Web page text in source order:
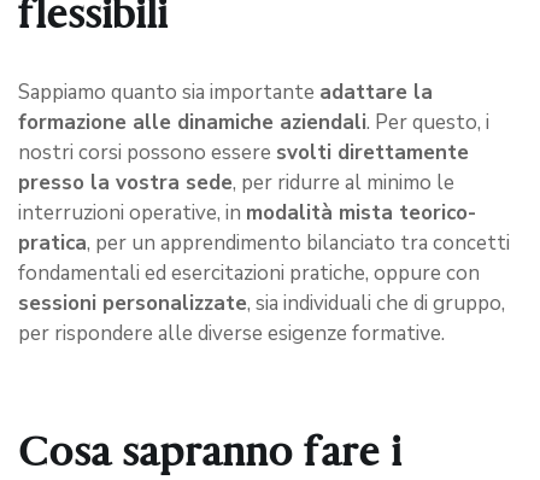
flessibili
Sappiamo quanto sia importante adattare la
formazione alle dinamiche aziendali. Per questo, i
nostri corsi possono essere svolti direttamente
presso la vostra sede, per ridurre al minimo le
interruzioni operative, in modalità mista teorico-
pratica, per un apprendimento bilanciato tra concetti
fondamentali ed esercitazioni pratiche, oppure con
sessioni personalizzate, sia individuali che di gruppo,
per rispondere alle diverse esigenze formative.
Cosa sapranno fare i